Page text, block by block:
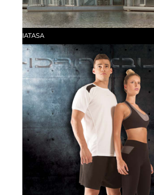
IATASA